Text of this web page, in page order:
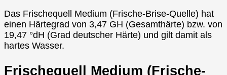
Das Frischequell Medium (Frische-Brise-Quelle) hat
einen Härtegrad von 3,47 GH (Gesamthärte) bzw. von
19,47 °dH (Grad deutscher Härte) und gilt damit als
hartes Wasser.
Frischequell Medium (Frische-